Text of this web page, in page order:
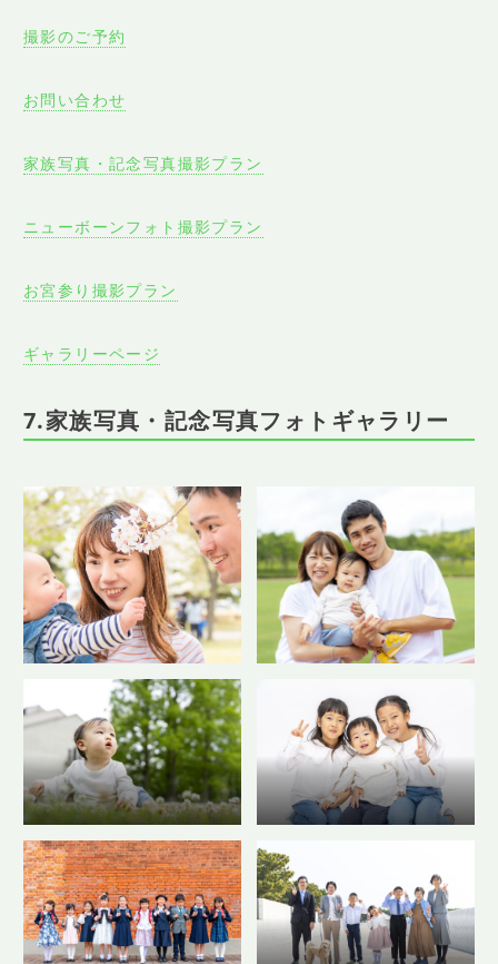
撮影のご予約
お問い合わせ
家族写真・記念写真撮影プラン
ニューボーンフォト撮影プラン
お宮参り撮影プラン
ギャラリーページ
7.家族写真・記念写真フォトギャラリー